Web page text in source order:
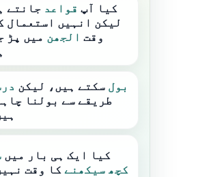
کیا آپ قواعد جانتے
لیکن انہیں استعمال
وقت الجھن میں پڑ
بول سکتے ہیں، لیکن
طریقے سے بولنا
کیا ایک ہی بار میں
کچھ سیکھنے کا وقت